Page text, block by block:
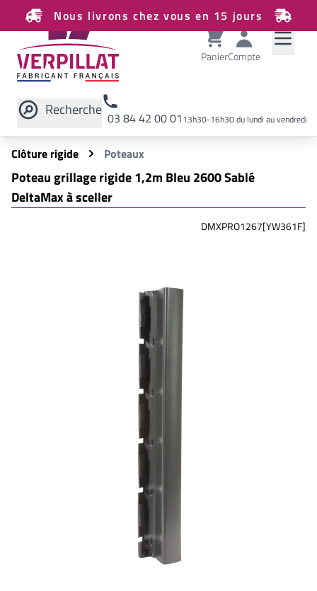
Nous livrons chez vous en 15 jours
PanierCompte
Recherche 03 84 42 00 0113h30-16h30 du lundi au vendredi
Rechercher sur le site
Clôture rigide
Poteaux
Poteau grillage rigide 1,2m Bleu 2600 Sablé
DeltaMax à sceller
DMXPRO1267[YW361F]